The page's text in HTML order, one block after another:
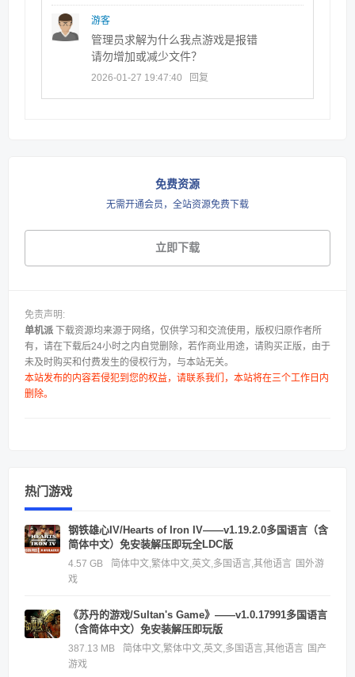
游客
管理员求解为什么我点游戏是报错
请勿增加或减少文件？
2026-01-27 19:47:40 回复
免费资源
无需开通会员，全站资源免费下载
立即下载
免责声明:
单机派 下载资源均来源于网络，仅供学习和交流使用，版权归原作者所
有，请在下载后24小时之内自觉删除，若作商业用途，请购买正版，由于
未及时购买和付费发生的侵权行为，与本站无关。
本站发布的内容若侵犯到您的权益，请联系我们，本站将在三个工作日内
删除。
热门游戏
钢铁雄心IV/Hearts of Iron IV——v1.19.2.0多国语言（含
简体中文）免安装解压即玩全LDC版
4.57 GB 简体中文,繁体中文,英文,多国语言,其他语言 国外游
戏
《苏丹的游戏/Sultan's Game》——v1.0.17991多国语言
（含简体中文）免安装解压即玩版
387.13 MB 简体中文,繁体中文,英文,多国语言,其他语言 国产
游戏